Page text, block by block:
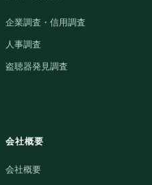
企業調査・信用調査
人事調査
盗聴器発見調査
会社概要
会社概要